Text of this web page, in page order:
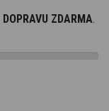
DOPRAVU ZDARMA